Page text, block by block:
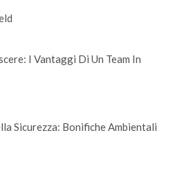
I Vantaggi Di Un Team In
Sicurezza: Bonifiche Ambientali